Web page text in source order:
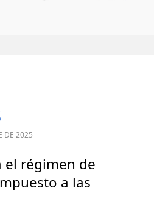
DE 2025
el régimen de
a las